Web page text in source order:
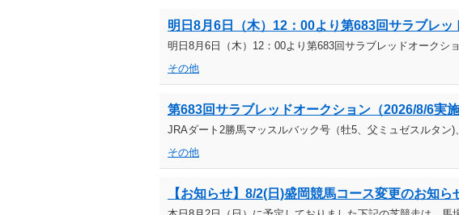
明日8月6日（木）12：00より第683回サラブレ
明日8月6日（木）12：00より第683回サラブレッドオークシ
その他
第683回サラブレッドオークション（2026/8/6
JRAダート2勝馬マッスルバック号（牡5、父ミュゼスルタン
その他
【お知らせ】8/2(日)盛岡競馬コース変更のお知ら